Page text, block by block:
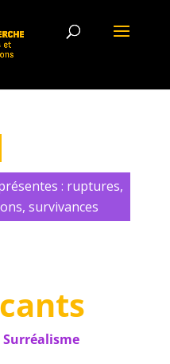
: ruptures,
survivances
Surréalisme